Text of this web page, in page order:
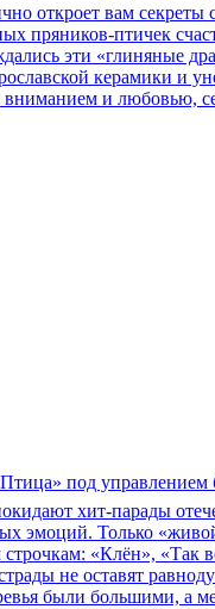
откроет вам секреты
пряников-птичек
эти «глиняные
керамики и
вниманием и любовью,
под управлением
хит-парады
эмоций. Только
«Клён», «Так
не оставят
были большими, а